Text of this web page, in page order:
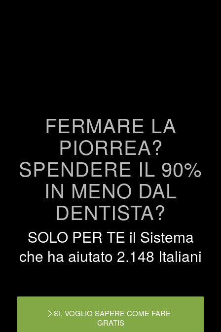
FERMARE LA
PIORREA?
SPENDERE IL 90%
IN MENO DAL
DENTISTA?
SOLO PER TE il Sistema
che ha aiutato 2.148 Italiani
SI, VOGLIO SAPERE COME FARE
GRATIS